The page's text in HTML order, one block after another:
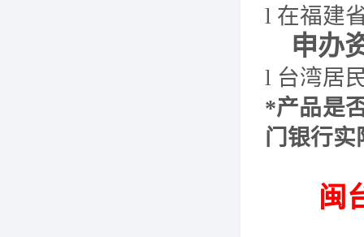
l 在福建
申办
l 台湾居
*产品是
门银行实
闽